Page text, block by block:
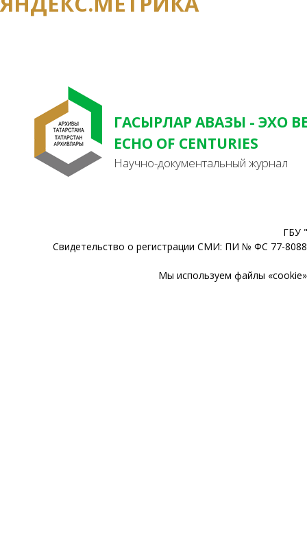
ГАСЫРЛАР АВАЗЫ - ЭХО
ECHO OF CENTURIES
Научно-документальный журнал
ГБУ
Свидетельство о регистрации СМИ: ПИ № ФС 77-
Мы используем файлы «cookie»